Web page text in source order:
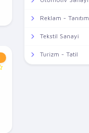
Reklam - Tanıtım
Tekstil Sanayi
Turizm - Tatil